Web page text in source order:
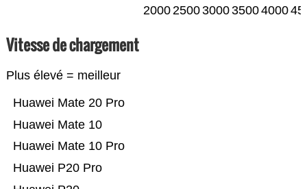
20002500300035004000
Vitesse de chargement
Plus élevé = meilleur
Huawei P20 Pro
Huawei Mate 10 Pro
Huawei Mate 10
Huawei Mate 20 Pro